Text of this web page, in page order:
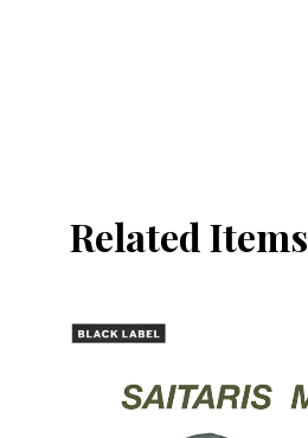
Related Items